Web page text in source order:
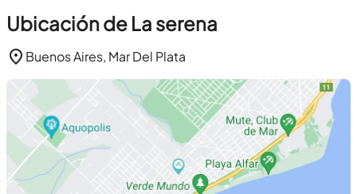
Ubicación de La serena
Buenos Aires, Mar Del Plata